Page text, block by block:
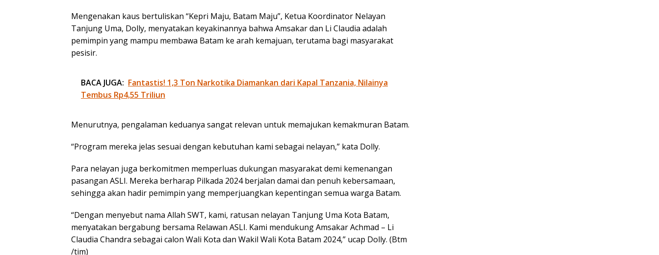
Mengenakan kaus bertuliskan “Kepri Maju, Batam Maju”, Ketua Koordinator Nelayan
Tanjung Uma, Dolly, menyatakan keyakinannya bahwa Amsakar dan Li Claudia adalah
pemimpin yang mampu membawa Batam ke arah kemajuan, terutama bagi masyarakat
pesisir.
BACA JUGA: Fantastis! 1,3 Ton Narkotika Diamankan dari Kapal Tanzania, Nilainya
Tembus Rp4,55 Triliun
Menurutnya, pengalaman keduanya sangat relevan untuk memajukan kemakmuran Batam.
“Program mereka jelas sesuai dengan kebutuhan kami sebagai nelayan,” kata Dolly.
Para nelayan juga berkomitmen memperluas dukungan masyarakat demi kemenangan
pasangan ASLI. Mereka berharap Pilkada 2024 berjalan damai dan penuh kebersamaan,
sehingga akan hadir pemimpin yang memperjuangkan kepentingan semua warga Batam.
“Dengan menyebut nama Allah SWT, kami, ratusan nelayan Tanjung Uma Kota Batam,
menyatakan bergabung bersama Relawan ASLI. Kami mendukung Amsakar Achmad – Li
Claudia Chandra sebagai calon Wali Kota dan Wakil Wali Kota Batam 2024,” ucap Dolly. (Btm
/tim)